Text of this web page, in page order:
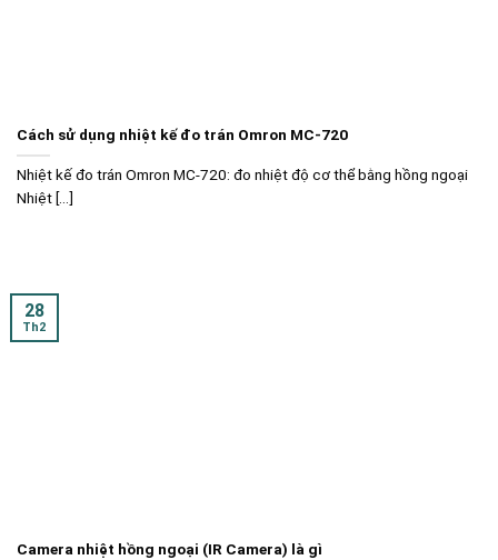
Cách sử dụng nhiệt kế đo trán Omron MC-720
Nhiệt kế đo trán Omron MC-720: đo nhiệt độ cơ thể bằng hồng ngoại
Nhiệt [...]
Camera nhiệt hồng ngoại (IR Camera) là gì
28
Th2